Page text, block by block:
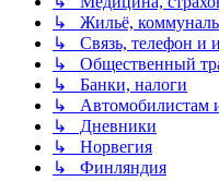
↳ Жильё,
↳ Связь, телефон и
↳ Общественный
↳ Банки, налоги
↳ Автомобилистам
↳ Дневники
↳ Норвегия
↳ Финляндия